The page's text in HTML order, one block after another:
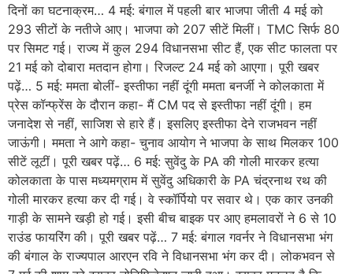
दिनों का घटनाक्रम… 4 मई: बंगाल में पहली बार भाजपा जीती 4 मई को
293 सीटों के नतीजे आए। भाजपा को 207 सीटें मिलीं। TMC सिर्फ 80
पर सिमट गई। राज्य में कुल 294 विधानसभा सीट हैं, एक सीट फालता पर
21 मई को दोबारा मतदान होगा। रिजल्ट 24 मई को आएगा। पूरी खबर
पढ़ें… 5 मई: ममता बोलीं- इस्तीफा नहीं दूंगी ममता बनर्जी ने कोलकाता में
प्रेस कॉन्फ्रेंस के दौरान कहा- मैं CM पद से इस्तीफा नहीं दूंगी। हम
जनादेश से नहीं, साजिश से हारे हैं। इसलिए इस्तीफा देने राजभवन नहीं
जाऊंगी। ममता ने आगे कहा- चुनाव आयोग ने भाजपा के साथ मिलकर 100
सीटें लूटीं। पूरी खबर पढ़ें… 6 मई: सुवेंदु के PA की गोली मारकर हत्या
कोलकाता के पास मध्यमग्राम में सुवेंदु अधिकारी के PA चंद्रनाथ रथ की
गोली मारकर हत्या कर दी गई। वे स्कॉर्पियो पर सवार थे। एक कार उनकी
गाड़ी के सामने खड़ी हो गई। इसी बीच बाइक पर आए हमलावरों ने 6 से 10
राउंड फायरिंग की। पूरी खबर पढ़ें… 7 मई: बंगाल गवर्नर ने विधानसभा भंग
की बंगाल के राज्यपाल आरएन रवि ने विधानसभा भंग कर दी। लोकभवन से